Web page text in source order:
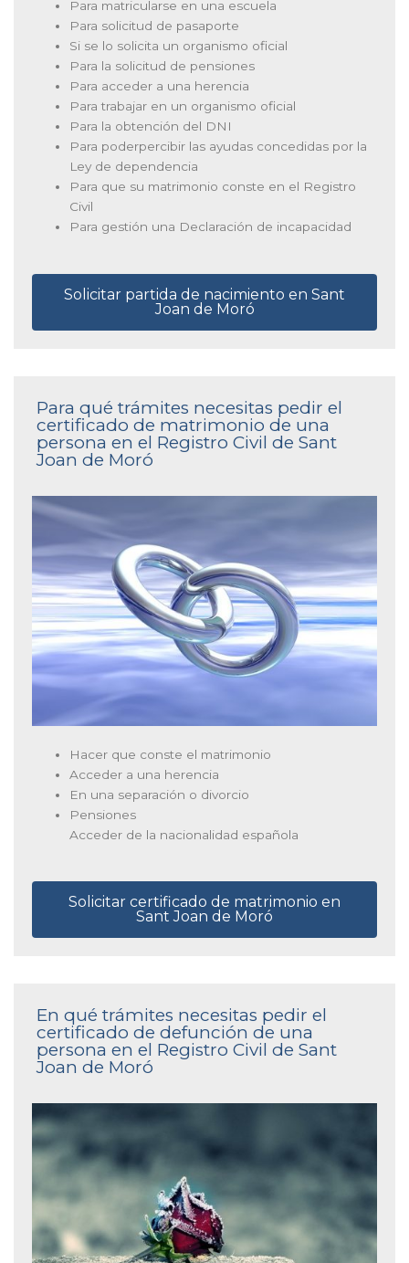
Para matricularse en una escuela
Para solicitud de pasaporte
Si se lo solicita un organismo oficial
Para la solicitud de pensiones
Para acceder a una herencia
Para trabajar en un organismo oficial
Para la obtención del DNI
Para poderpercibir las ayudas concedidas por la
Ley de dependencia
Para que su matrimonio conste en el Registro
Civil
Para gestión una Declaración de incapacidad
Solicitar partida de nacimiento en Sant
Joan de Moró
Para qué trámites necesitas pedir el
certificado de matrimonio de una
persona en el Registro Civil de Sant
Joan de Moró
Hacer que conste el matrimonio
Acceder a una herencia
En una separación o divorcio
Pensiones
Acceder de la nacionalidad española
Solicitar certificado de matrimonio en
Sant Joan de Moró
En qué trámites necesitas pedir el
certificado de defunción de una
persona en el Registro Civil de Sant
Joan de Moró